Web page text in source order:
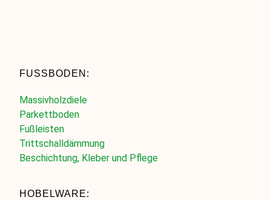
FUSSBODEN:
Massivholzdiele
Parkettboden
Fußleisten
Trittschalldämmung
Beschichtung, Kleber und Pflege
HOBELWARE: